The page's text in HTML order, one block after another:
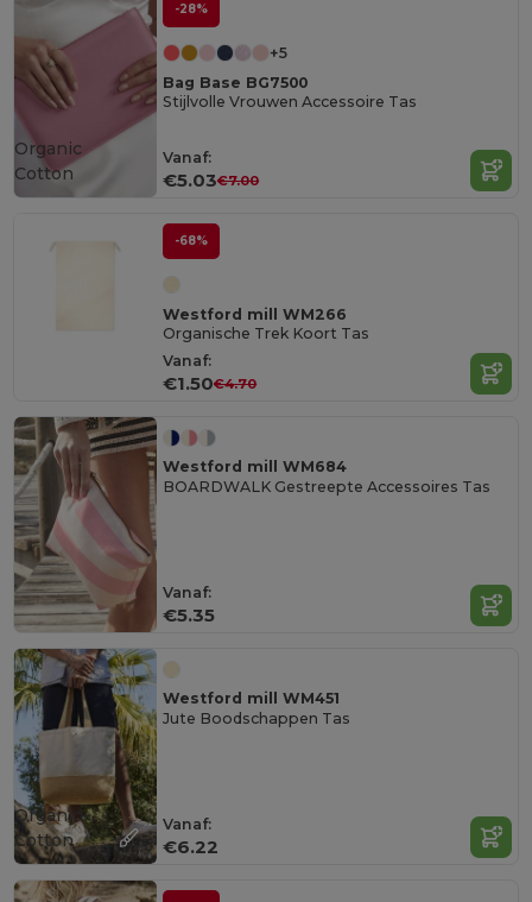
-28%
+5
Bag Base BG7500
Stijlvolle Vrouwen Accessoire Tas
Vanaf:
€5.03€7.00
Organic
Cotton
-68%
Westford mill WM266
Organische Trek Koort Tas
Vanaf:
€1.50€4.70
Westford mill WM684
BOARDWALK Gestreepte Accessoires Tas
Vanaf:
€5.35
Westford mill WM451
Jute Boodschappen Tas
Vanaf:
€6.22
Organic
Cotton